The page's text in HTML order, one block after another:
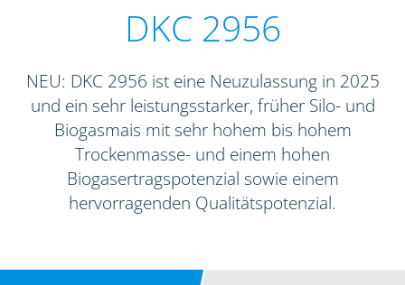
DKC 2956
NEU: DKC 2956 ist eine Neuzulassung in 2025
und ein sehr leistungsstarker, früher Silo- und
Biogasmais mit sehr hohem bis hohem
Trockenmasse- und einem hohen
Biogasertragspotenzial sowie einem
hervorragenden Qualitätspotenzial.